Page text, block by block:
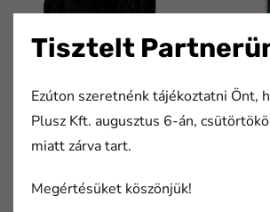
Szigetelés
FaLang translation system by Faboba
Tisztelt
Ezúton szeretnénk tájékoztatni Önt,
Plusz Kft. augusztus 6-án,
miatt zárva tart.
Megértésüket köszönjük!